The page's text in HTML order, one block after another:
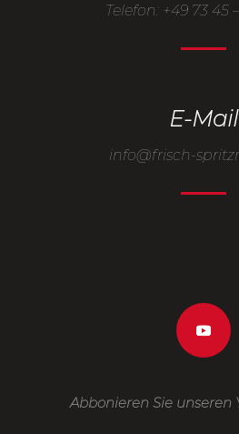
Telefon: +49 73 45
E-Mail
info@frisch-
Abbonieren Sie unseren